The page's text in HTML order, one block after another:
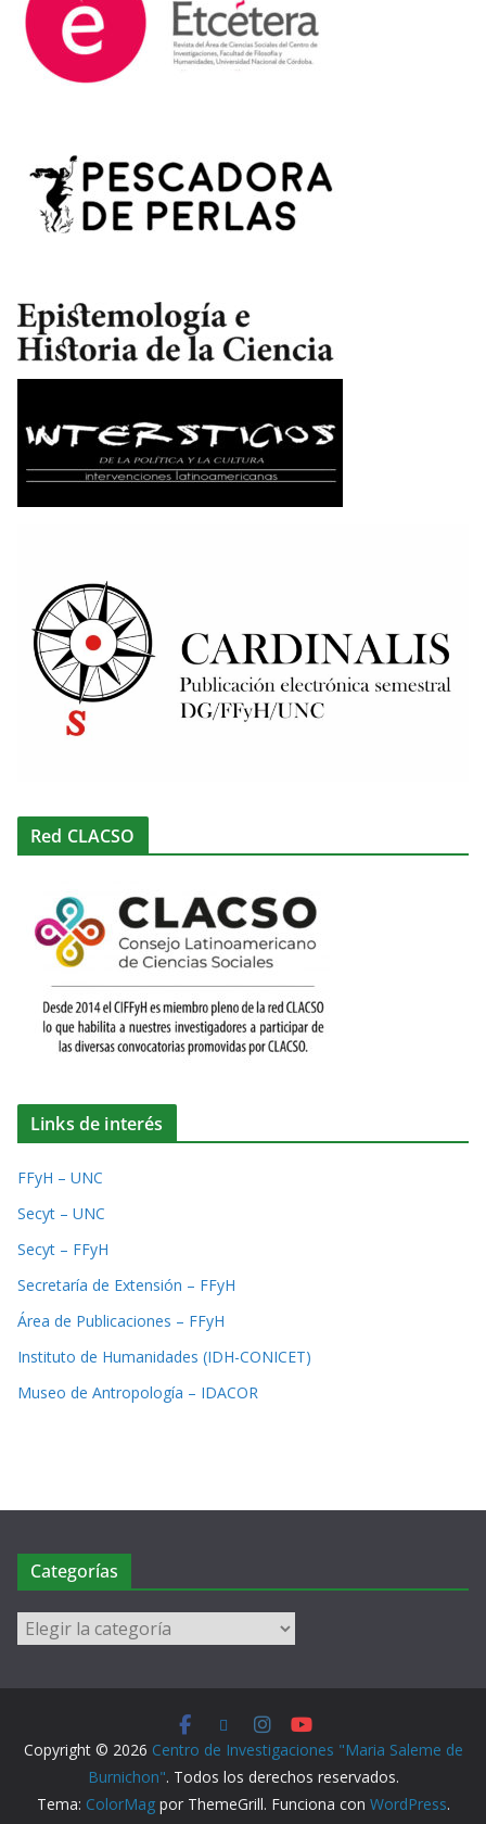
Red CLACSO
Links de interés
FFyH – UNC
Secyt – UNC
Secyt – FFyH
Secretaría de Extensión – FFyH
Área de Publicaciones – FFyH
Instituto de Humanidades (IDH-CONICET)
Museo de Antropología – IDACOR
Categorías
Copyright © 2026 Centro de Investigaciones "Maria Saleme de
Burnichon". Todos los derechos reservados.
Tema: ColorMagpor ThemeGrill. Funciona con WordPress.